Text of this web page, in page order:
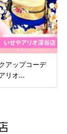
アップコーデ
リオ...